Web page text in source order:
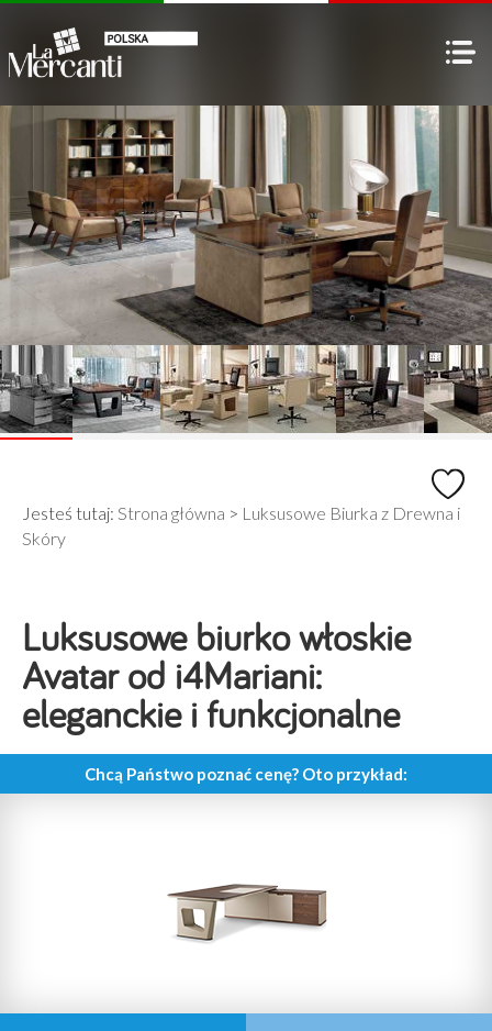
Jesteś tutaj: Strona główna > Luksusowe Biurka z Drewna i
Skóry
Luksusowe biurko włoskie
Avatar od i4Mariani:
eleganckie i funkcjonalne
Chcą Państwo poznać cenę? Oto przykład: